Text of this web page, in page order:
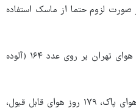
لزوم حتما از ماسک استفاده
در ۲۴ ساعت گذشته، شاخص کیفیت هوای تهران بر روی عدد ۱۶۴ (آلوده
از ابتدای سال جاری تا امروز ۹ روز هوای پاک، ۱۷۹ روز هوای قابل قبول،